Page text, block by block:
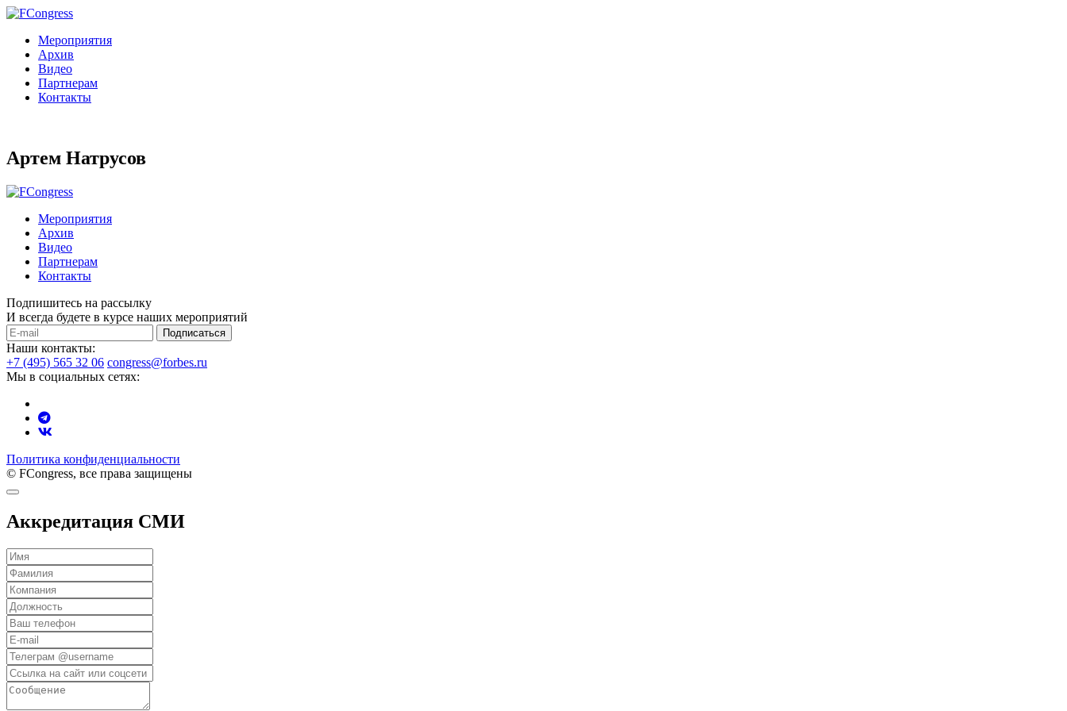
Мероприятия
Архив
Видео
Партнерам
Контакты
Артем Натрусов
Мероприятия
Архив
Видео
Партнерам
Контакты
Подпишитесь на рассылку
И всегда будете в курсе наших мероприятий
Подписаться
Наши контакты:
+7 (495) 565 32 06 congress@forbes.ru
Мы в социальных сетях:
Политика конфиденциальности
© FCongress, все права защищены
Аккредитация СМИ